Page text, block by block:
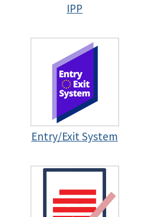
IPP
Entry/Exit System